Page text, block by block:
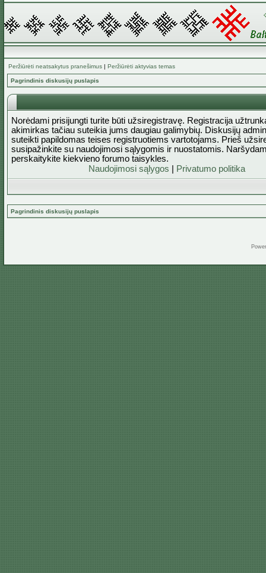
Peržiūrėti neatsakytus pranešimus | Peržiūrėti aktyvias temas
Pagrindinis diskusijų puslapis
Norėdami prisijungti turite būti užsiregistravę. Registracija
akimirkas tačiau suteikia jums daugiau galimybių. Diskusijų
suteikti papildomas teises registruotiems vartotojams. Prieš
susipažinkite su naudojimosi sąlygomis ir nuostatomis.
perskaitykite kiekvieno forumo taisykles.
Naudojimosi sąlygos
Privatumo politika
Pagrindinis diskusijų puslapis